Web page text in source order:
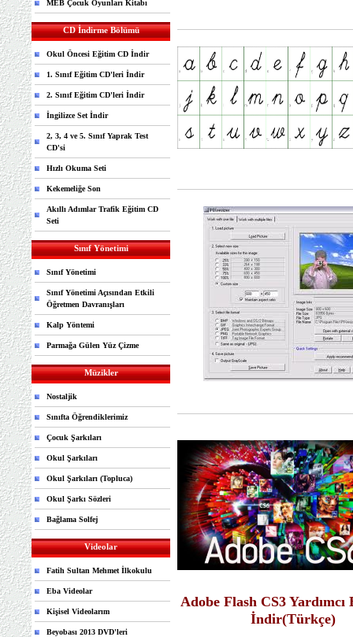
MEB Çocuk Oyunları Kitabı
CD İndirme Bölümü
Okul Öncesi Eğitim CD İndir
1. Sınıf Eğitim CD'leri İndir
2. Sınıf Eğitim CD'leri İndir
İngilizce Set İndir
2, 3, 4 ve 5. Sınıf Yaprak Test
CD'si
Hızlı Okuma Seti
Kekemeliğe Son
Akıllı Adımlar Trafik Eğitim CD
Seti
Sınıf Yönetimi
Sınıf Yönetimi
Sınıf Yönetimi Açısından Etkili
Öğretmen Davranışları
Kalp Yöntemi
Parmağa Gülen Yüz Çizme
Müzikler
Nostaljik
Sınıfta Öğrendiklerimiz
Çocuk Şarkıları
Okul Şarkıları
Okul Şarkıları (Topluca)
Okul Şarkı Sözleri
Bağlama Solfej
Videolar
Fatih Sultan Mehmet İlkokulu
Eba Videolar
Kişisel Videolarım
Beyobası 2013 DVD'leri
Adobe Flash CS3 Yardımcı
İndir(Türkçe)